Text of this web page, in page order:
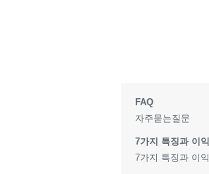
FAQ
자주묻는질문
7가지 특징과 이익
7가지 특징과 이익